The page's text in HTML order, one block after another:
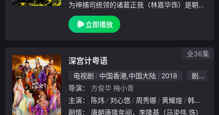
为神捕司统领的诸葛正我（林嘉华饰）是朝廷
中的正义力量，却多年郁郁不得志。他希望能
重掌神捕司儆恶惩奸以整顿法纪，于是他召集
立即播放
深宫计粤语
电视剧 中国香港,中国大陆 2018 剧情
导演：
方俊华 梅小青
主演：
陈炜 刘心悠 周秀娜 黄耀煌 韩马利
剧情：
全36集